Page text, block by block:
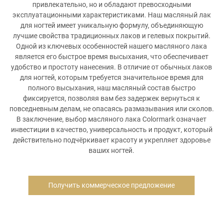
привлекательно, но и обладают превосходными
эксплуатационными характеристиками. Наш масляный лак
для ногтей имеет уникальную формулу, объединяющую
лучшие свойства традиционных лаков и гелевых покрытий.
Одной из ключевых особенностей нашего масляного лака
является его быстрое время высыхания, что обеспечивает
удобство и простоту нанесения. В отличие от обычных лаков
для ногтей, которым требуется значительное время для
полного высыхания, наш масляный состав быстро
фиксируется, позволяя вам без задержек вернуться к
повседневным делам, не опасаясь размазывания или сколов.
В заключение, выбор масляного лака Colormark означает
инвестиции в качество, универсальность и продукт, который
действительно подчёркивает красоту и укрепляет здоровье
ваших ногтей.
Получить коммерческое предложение